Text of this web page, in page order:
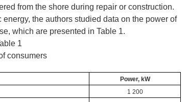
from the shore during repair or construction.
the authors studied data on the power of
which are presented in Table 1.
1
consumers
Power, kW
1 200